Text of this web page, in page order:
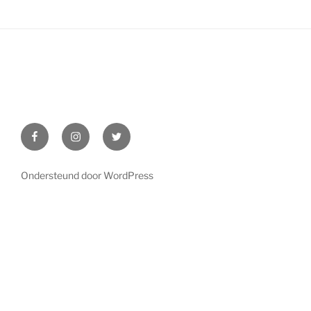
FacebookInstagramTwitter
Ondersteund door WordPress